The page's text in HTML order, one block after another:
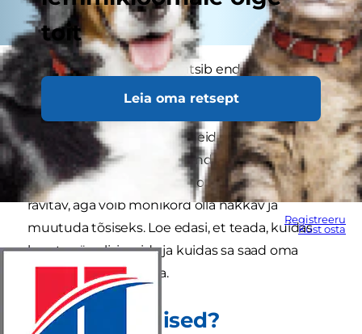
toit
Leia oma retsept
Registreeru
Kust osta
Kas su koer sügeleb ja kratsib end lakkamatult?
Kas tal hakkab karv välja langema? Kui see on nii,
siis võivad koeral olla sügelised. Kuigi
sügelemisel võib olla mitmeid muidki põhjuseid,
on oluline, et varustaksid end teadmistega
sügeliste kohta. Sügelised on haigus, mis on küll
ravitav, aga võib mõnikord olla nakkav ja
muutuda tõsiseks. Loe edasi, et teada, kuidas
koerte sügelisi ravida ja kuidas sa saad oma
vaevlevat sõpra aidata.
Mis on sügelised?